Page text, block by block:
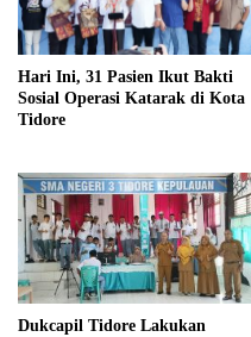
Hari Ini, 31 Pasien Ikut Bakti
Sosial Operasi Katarak di Kota
Tidore
Dukcapil Tidore Lakukan